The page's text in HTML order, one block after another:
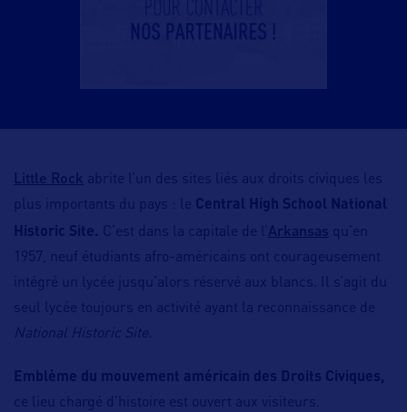
Little Rock abrite l’un des sites liés aux droits civiques les
plus importants du pays : le Central High School National
Historic Site.
C’est dans la capitale de l’ Arkansas qu’en
1957, neuf étudiants afro-américains ont courageusement
intégré un lycée jusqu’alors réservé aux blancs. Il s’agit du
seul lycée toujours en activité ayant la reconnaissance de
National Historic Site.
Emblème du mouvement américain des Droits Civiques,
ce lieu chargé d’histoire est ouvert aux visiteurs.